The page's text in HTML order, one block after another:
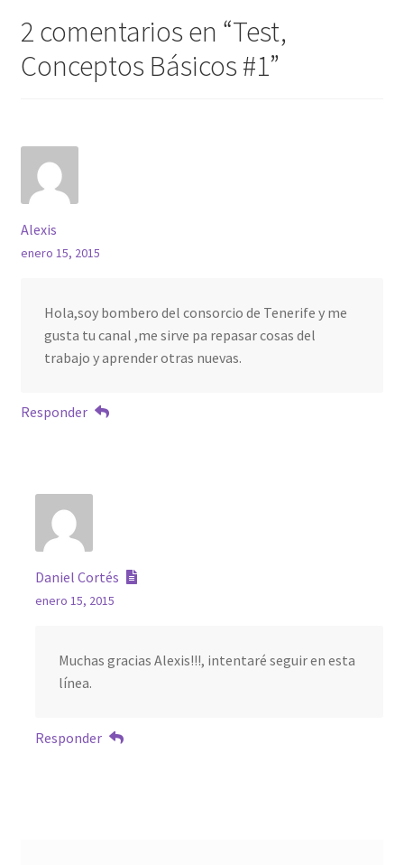
2 comentarios en “Test,
Conceptos Básicos #1”
Alexis
enero 15, 2015
Hola,soy bombero del consorcio de Tenerife y me
gusta tu canal ,me sirve pa repasar cosas del
trabajo y aprender otras nuevas.
Responder
Daniel Cortés
enero 15, 2015
Muchas gracias Alexis!!!, intentaré seguir en esta
línea.
Responder